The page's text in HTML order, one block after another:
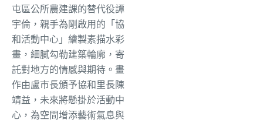
屯區公所農建課的替代役譚
宇倫，親手為剛啟用的「協
和活動中心」繪製素描水彩
畫，細膩勾勒建築輪廓，寄
託對地方的情感與期待。畫
作由盧市長頒予協和里長陳
靖益，未來將懸掛於活動中
心，為空間增添藝術氣息與